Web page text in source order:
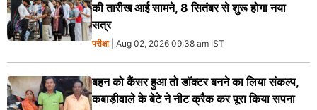
की तारीख आई सामने, 8 सितंबर से शुरू होगा नया
सत्र
परीक्षा| Aug 02, 2026 09:38 am IST
बहन को कैंसर हुआ तो डॉक्टर बनने का लिया संकल्प,
कबाड़ीवाले के बेटे ने नीट क्रैक कर पूरा किया सपना